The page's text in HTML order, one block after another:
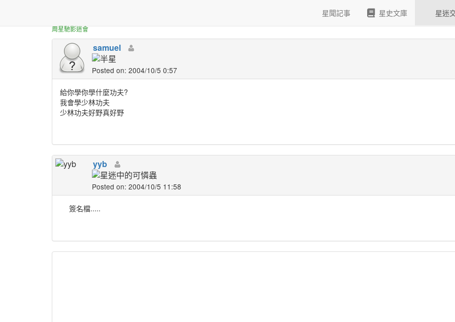
周星馳影迷會
星聞記事 星史文庫 星迷
samuel
Posted on: 2004/10/5 0:57
給你學你學什麼功夫?
我會學少林功夫
少林功夫好野真好野
yyb
Posted on: 2004/10/5 11:58
簽名檔.....